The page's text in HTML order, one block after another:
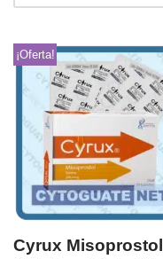
¡Oferta!
Cyrux Misoprostol